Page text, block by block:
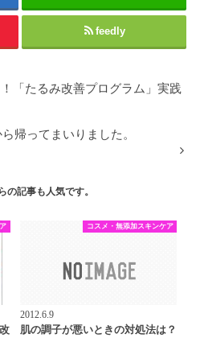
feedly
「たるみ改善プログラム」実践
帰ってまいりました。
の記事も人気です。
コスメ・無添加スキンケア
2012.6.9
肌の調子が悪いときの対処法は？